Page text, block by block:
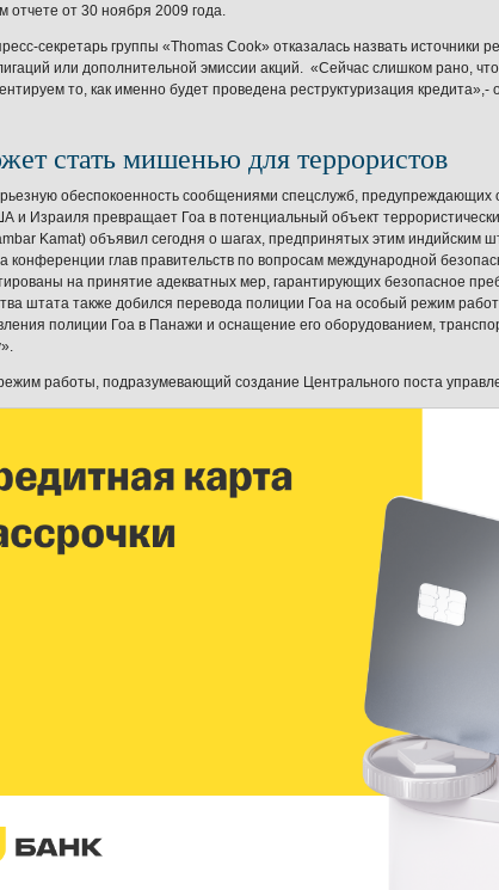
отчете от 30 ноября 2009 года.
секретарь группы «Thomas Cook» отказалась назвать
или дополнительной эмиссии акций. «Сейчас слишком рано,
то, как именно будет проведена реструктуризация кредита»,-
стать мишенью для террористов
обеспокоенность сообщениями спецслужб, предупреждающих
и Израиля превращает Гоа в потенциальный объект
Kamat) объявил сегодня о шагах, предпринятых этим индийским
конференции глав правительств по вопросам международной
на принятие адекватных мер, гарантирующих безопасное
штата также добился перевода полиции Гоа на особый режим
полиции Гоа в Панажи и оснащение его оборудованием,
работы, подразумевающий создание Центрального поста